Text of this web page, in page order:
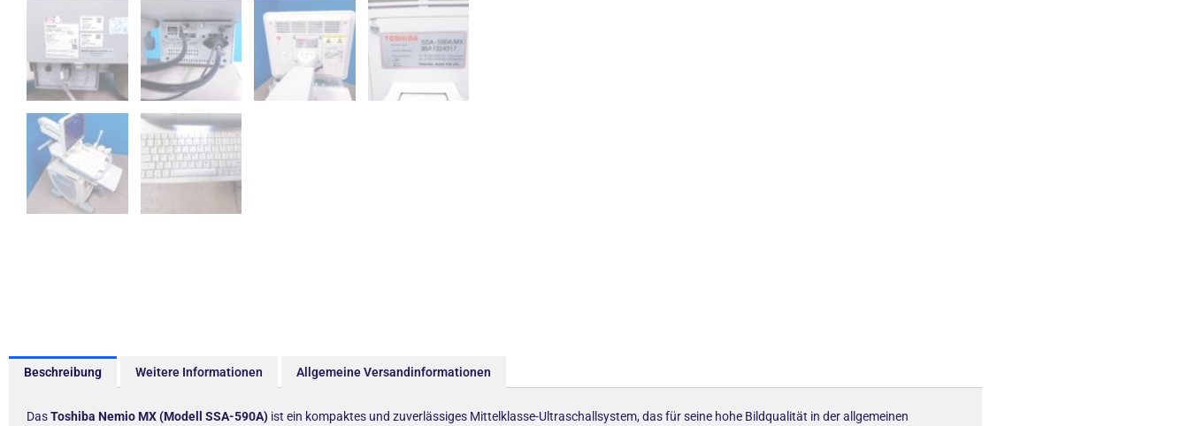
Beschreibung Weitere Informationen Allgemeine Versandinformationen
DasToshiba Nemio MX (Modell SSA-590A) ist ein kompaktes und zuverlässiges Mittelklasse-Ultraschallsystem, das für seine hohe Bildqualität in der allgemeinen